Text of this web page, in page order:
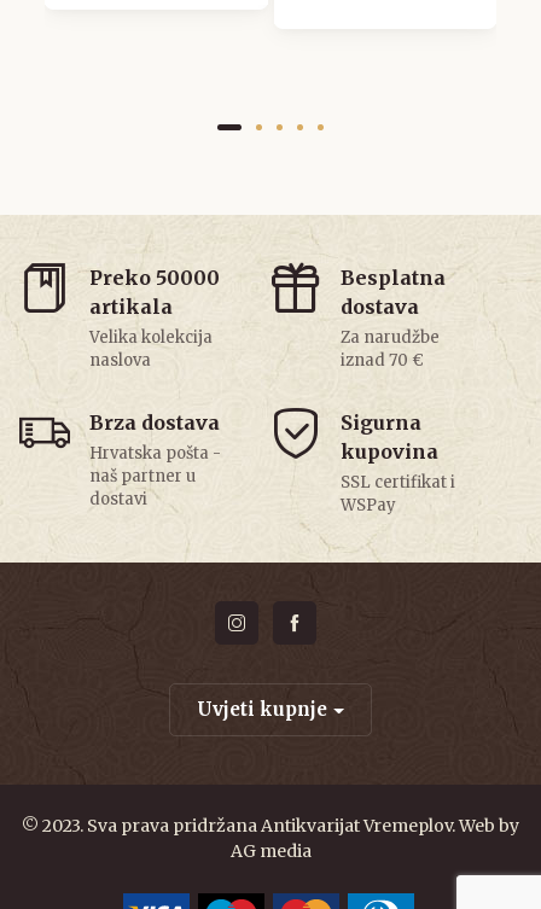
Preko 50000
artikala
Velika kolekcija
naslova
Besplatna
dostava
Za narudžbe
iznad 70 €
Brza dostava
Hrvatska pošta -
naš partner u
dostavi
Sigurna
kupovina
SSL certifikat i
WSPay
Uvjeti kupnje
© 2023. Sva prava pridržana Antikvarijat Vremeplov. Web by
AG media